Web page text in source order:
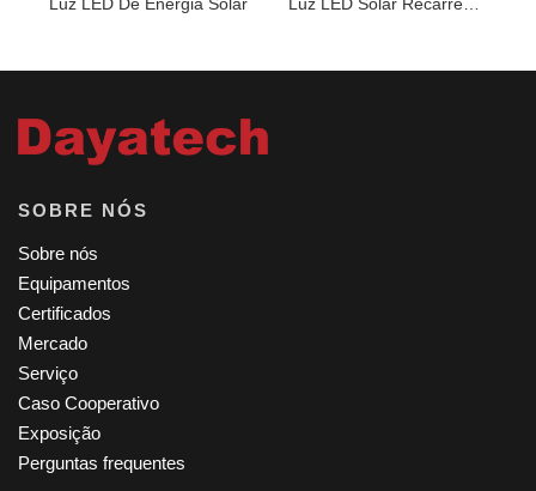
SOBRE NÓS
Sobre nós
Equipamentos
Certificados
Mercado
Serviço
Caso Cooperativo
Exposição
Perguntas frequentes